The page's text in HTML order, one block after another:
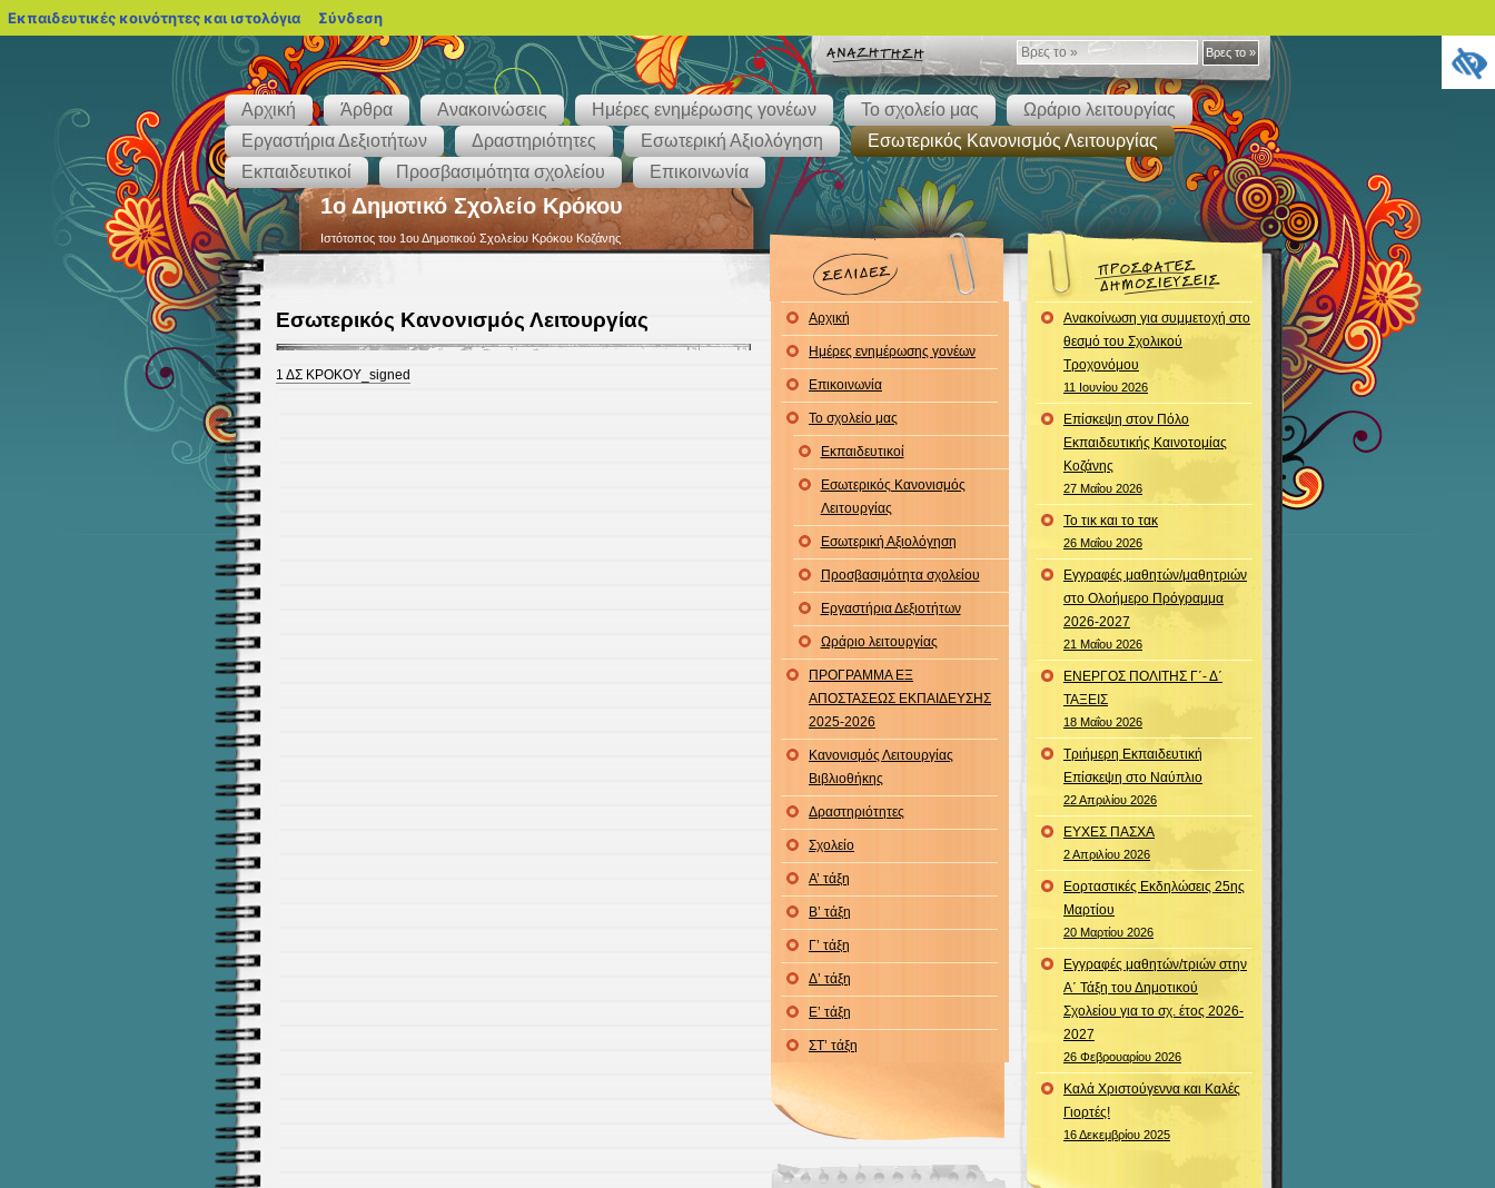
Βρες
το
»
Βρες το »
Αρχική Άρθρα Ανακοινώσεις Ημέρες ενημέρωσης γονέων Το σχολείο μας
Ωράριο λειτουργίας
Εργαστήρια Δεξιοτήτων
Δραστηριότητες Εσωτερική Αξιολόγηση
Εσωτερικός Κανονισμός Λειτουργίας
Εκπαιδευτικοί
Προσβασιμότητα σχολείου Επικοινωνία
1ο Δημοτικό Σχολείο Κρόκου
Ιστότοπος του 1ου Δημοτικού Σχολείου Κρόκου Κοζάνης
Εσωτερικός Κανονισμός Λειτουργίας
1 ΔΣ ΚΡΟΚΟΥ_signed
Αρχική
Ημέρες ενημέρωσης γονέων
Επικοινωνία
Το σχολείο μας
Εκπαιδευτικοί
Εσωτερικός Κανονισμός
Λειτουργίας
Εσωτερική Αξιολόγηση
Προσβασιμότητα σχολείου
Εργαστήρια Δεξιοτήτων
Ωράριο λειτουργίας
ΠΡΟΓΡΑΜΜΑ ΕΞ
ΑΠΟΣΤΑΣΕΩΣ ΕΚΠΑΙΔΕΥΣΗΣ
2025-2026
Κανονισμός Λειτουργίας
Βιβλιοθήκης
Δραστηριότητες
Σχολείο
Α’ τάξη
Β’ τάξη
Γ’ τάξη
Δ’ τάξη
Ε’ τάξη
ΣΤ’ τάξη
Ανακοίνωση για συμμετοχή στο
θεσμό του Σχολικού
Τροχονόμου
11 Ιουνίου 2026
Επίσκεψη στον Πόλο
Εκπαιδευτικής Καινοτομίας
Κοζάνης
27 Μαΐου 2026
Το τικ και το τακ
26 Μαΐου 2026
Εγγραφές μαθητών/μαθητριών
στο Ολοήμερο Πρόγραμμα
2026-2027
21 Μαΐου 2026
ΕΝΕΡΓΟΣ ΠΟΛΙΤΗΣ Γ΄- Δ΄
ΤΑΞΕΙΣ
18 Μαΐου 2026
Τριήμερη Εκπαιδευτική
Επίσκεψη στο Ναύπλιο
22 Απριλίου 2026
ΕΥΧΕΣ ΠΑΣΧΑ
2 Απριλίου 2026
Εορταστικές Εκδηλώσεις 25ης
Μαρτίου
20 Μαρτίου 2026
Εγγραφές μαθητών/τριών στην
Α΄ Τάξη του Δημοτικού
Σχολείου για το σχ. έτος 2026-
2027
26 Φεβρουαρίου 2026
Καλά Χριστούγεννα και Καλές
Γιορτές!
16 Δεκεμβρίου 2025
Εκπαιδευτικές κοινότητες και ιστολόγια blogs.sch.gr
Σύνδεση